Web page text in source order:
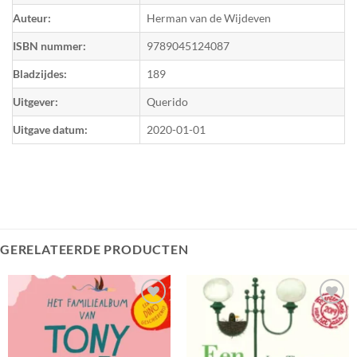
Auteur: Herman van de Wijdeven
ISBN nummer: 9789045124087
Bladzijdes: 189
Uitgever: Querido
Uitgave datum: 2020-01-01
GERELATEERDE PRODUCTEN